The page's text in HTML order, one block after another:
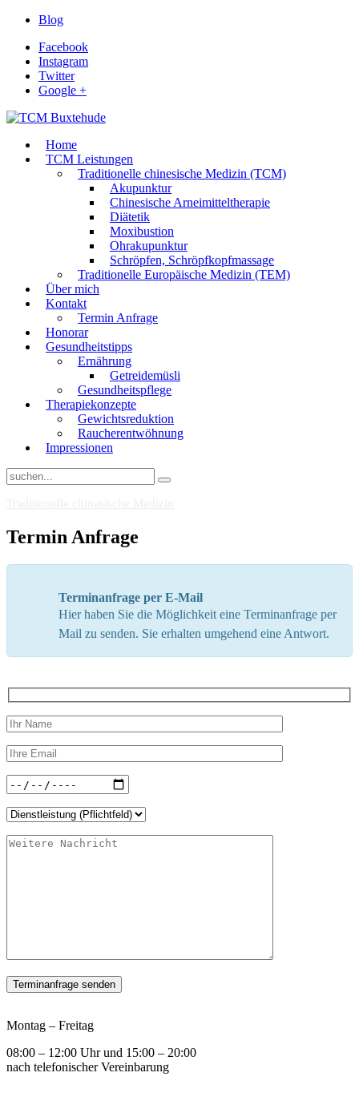
Blog
Facebook
Instagram
Twitter
Google +
Home
TCM Leistungen
Traditionelle chinesische Medizin (TCM)
Akupunktur
Chinesische Arneimitteltherapie
Diätetik
Moxibustion
Ohrakupunktur
Schröpfen, Schröpfkopfmassage
Traditionelle Europäische Medizin (TEM)
Über mich
Kontakt
Termin Anfrage
Honorar
Gesundheitstipps
Ernährung
Getreidemüsli
Gesundheitspflege
Therapiekonzepte
Gewichtsreduktion
Raucherentwöhnung
Impressionen
Termin Anfrage
Terminanfrage per E-Mail
Hier haben Sie die Möglichkeit eine Terminanfrage per
Mail zu senden. Sie erhalten umgehend eine Antwort.
Montag – Freitag
08:00 – 12:00 Uhr und 15:00 – 20:00
nach telefonischer Vereinbarung